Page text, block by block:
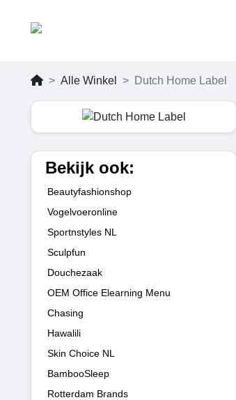
Alle Winkel Dutch Home Label
Bekijk ook:
Beautyfashionshop
Vogelvoeronline
Sportnstyles NL
Sculpfun
Douchezaak
OEM Office Elearning Menu
Chasing
Hawalili
Skin Choice NL
BambooSleep
Rotterdam Brands